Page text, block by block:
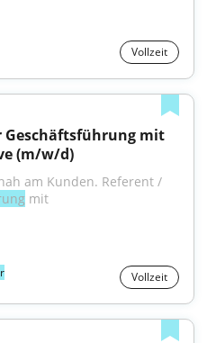
Vollzeit
Geschäftsführung mit
(m/w/d)
am Kunden. Referent /
mit
Vollzeit